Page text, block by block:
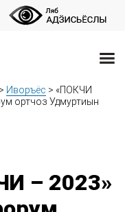
> Иворъёс > «ПОКЧИ
ортчоз Удмуртиын
– 2023»